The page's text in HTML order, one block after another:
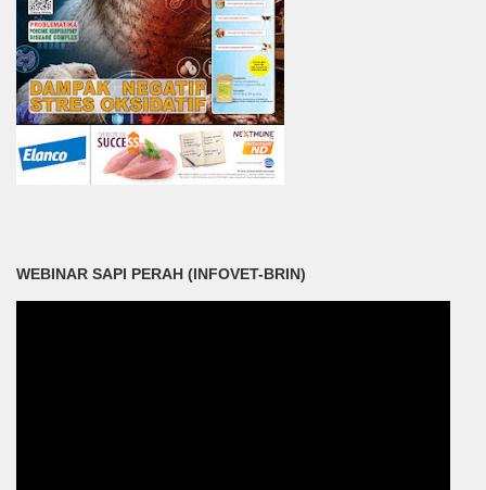
WEBINAR SAPI PERAH (INFOVET-BRIN)